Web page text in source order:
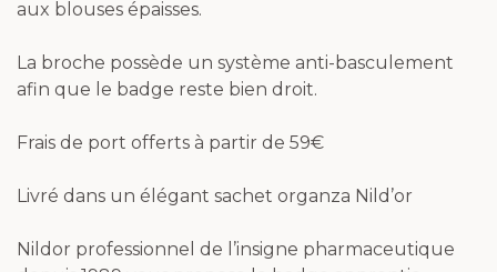
aux blouses épaisses.
La broche possède un système anti-basculement
afin que le badge reste bien droit.
Frais de port offerts à partir de 59€
Livré dans un élégant sachet organza Nild’or
Nildor professionnel de l’insigne pharmaceutique